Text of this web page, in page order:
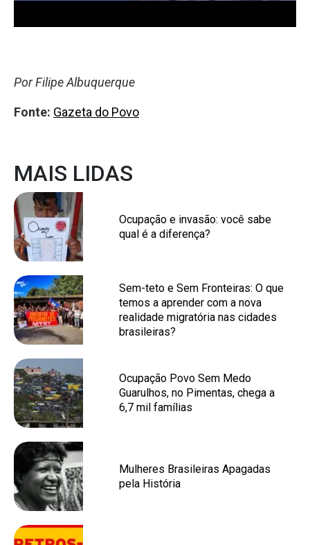
Por Filipe Albuquerque
Fonte: Gazeta do Povo
MAIS LIDAS
Ocupação e invasão: você sabe
qual é a diferença?
Sem-teto e Sem Fronteiras: O que
temos a aprender com a nova
realidade migratória nas cidades
brasileiras?
Ocupação Povo Sem Medo
Guarulhos, no Pimentas, chega a
6,7 mil famílias
Mulheres Brasileiras Apagadas
pela História